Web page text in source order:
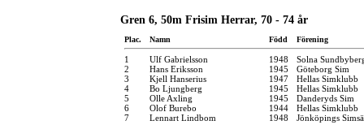
Gren 6, 50m Frisim Herrar, 70 - 74 år
Plac. Namn Född Förening
1 Ulf Gabrielsson 1948
Solna
2
Hans Eriksson 1945
Göteborg Sim
3
Kjell Hanserius 1947
Hellas Simklubb
4
Bo Ljungberg 1945
Hellas Simklubb
5
Olle Axling 1945
Danderyds Sim
6
Olof Burebo 1944
Hellas Simklubb
7
Lennart Lindbom 1948 Jönköpings